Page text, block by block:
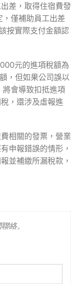
差，取得住宿費發
僅補助員工出差
按實際支付金額認
元的進項稅額為
，但如果公司誤以
會導致扣抵進項
，還涉及虛報進
相關的發票，營業
申報錯誤的情形，
並補繳所漏稅款，
絡。